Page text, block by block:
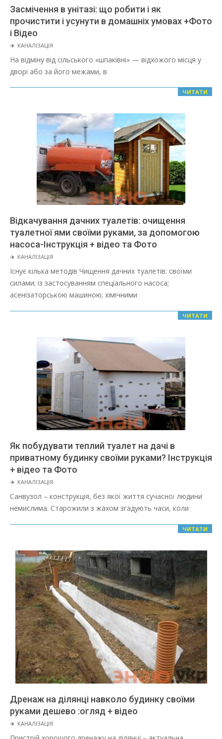
Засмічення в унітазі: що робити і як
прочистити і усунути в домашніх умовах +Фото
і Відео
2022-
03-
🡲 КАНАЛІЗАЦІЯ
На відміну від сільського «шпаківні» — відхожого місця у
дворі або за його межами, в
ЧИТАТИ
Відкачування дачних туалетів: очищення
туалетної ями своїми руками, за допомогою
насоса-Інструкція + відео та Фото
2022-
02-
02
🡲 КАНАЛІЗАЦІЯ
Існує кілька методів Чищення дачних туалетів: своїми
силами; із застосуванням спеціального насоса;
асенізаторською машиною; хімічними
ЧИТАТИ
Як побудувати теплий туалет на дачі в
приватному будинку своїми руками? Інструкція
+ відео та Фото
2022-
02-
02
🡲 КАНАЛІЗАЦІЯ
Санвузол – конструкція, без якої життя сучасної людини
немислима. Старожили з жахом згадують часи, коли
ЧИТАТИ
Дренаж на ділянці навколо будинку своїми
руками дешево :огляд + відео
2022-
02-
🡲 КАНАЛІЗАЦІЯ